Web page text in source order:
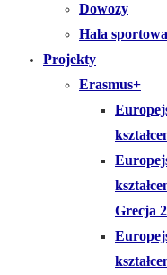
Dowozy
Hala sportowa
Projekty
Erasmus+
Grecja